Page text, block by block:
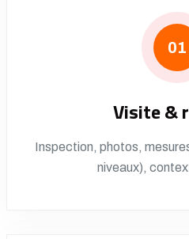
01
Visite &
Inspection, photos,
niveaux),